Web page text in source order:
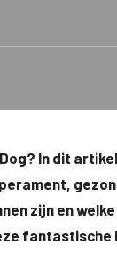
In dit
zijn en
fantastische